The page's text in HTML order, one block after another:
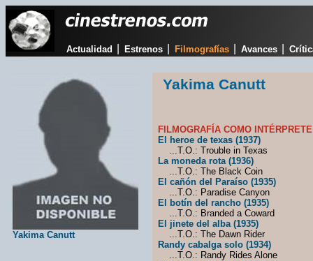
Actualidad Estrenos Filmografías Avances
Yakima Canutt
Yakima Canutt
FILMOGRAFÍA COMO
El heroe de texas (1937)
...T.O.: Trouble in Texas
La moneda rota (1936)
...T.O.: The Black Coin
El cañón del Paraíso (1935)
...T.O.: Paradise Canyon
El botín del rancho (1935)
...T.O.: Branded a Coward
El jinete del alba (1935)
...T.O.: The Dawn Rider
Randy cabalga solo (1934)
...T.O.: Randy Rides Alone